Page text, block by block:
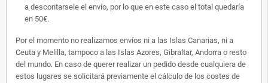
a descontarsele el envío, por lo que en este caso el total quedaría
en 50€.
Por el momento no realizamos envíos ni a las Islas Canarias, ni a
Ceuta y Melilla, tampoco a las Islas Azores, Gibraltar, Andorra o resto
del mundo. En caso de querer realizar un pedido desde cualquiera de
estos lugares se solicitará previamente el cálculo de los costes de